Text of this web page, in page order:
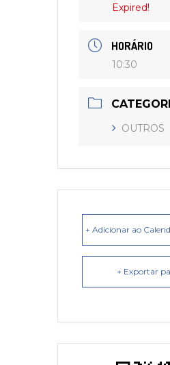
Expired!
HORÁRIO
10:30
OUTROS
+ Adicionar ao
+ Exportar